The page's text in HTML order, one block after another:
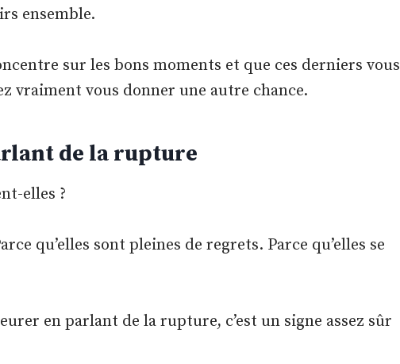
ensemble.
sur les bons moments et que ces derniers vous
vraiment vous donner une autre chance.
de la rupture
elles ?
qu’elles sont pleines de regrets. Parce qu’elles se
en parlant de la rupture, c’est un signe assez sûr